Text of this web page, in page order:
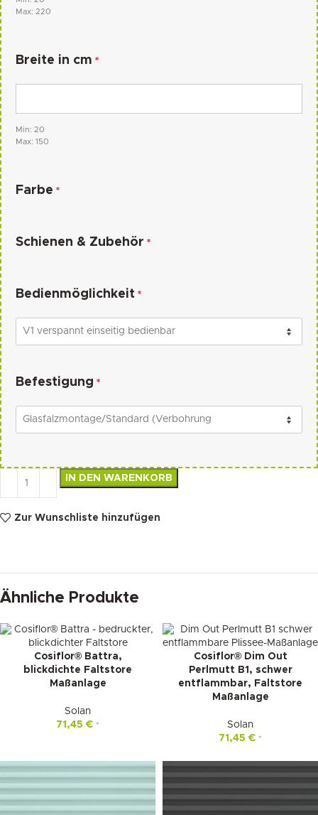
Max: 220
Breite in cm *
Min: 20
Max: 150
Farbe *
Schienen & Zubehör *
Bedienmöglichkeit *
Befestigung *
IN DEN WARENKORB
Zur Wunschliste hinzufügen
Ähnliche Produkte
Cosiflor® Battra,
blickdichte Faltstore
Maßanlage
Solan
71,45 € *
Cosiflor® Dim Out
Perlmutt B1, schwer
entflammbar, Faltstore
Maßanlage
Solan
71,45 € *